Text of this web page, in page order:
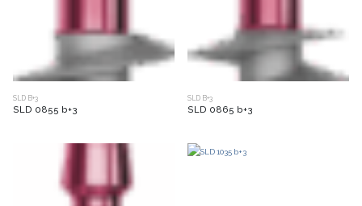
SLD B+3
SLD 0855 b+3
SLD B+3
SLD 0865 b+3